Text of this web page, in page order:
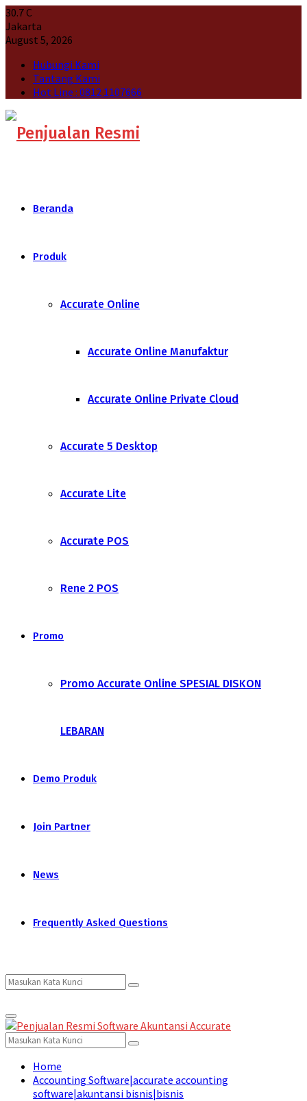
30.7C
Jakarta
August 5, 2026
Hubungi Kami
Tantang Kami
Hot Line : 0812 1107666
Beranda
Produk
Accurate Online
Accurate Online Manufaktur
Accurate Online Private Cloud
Accurate 5 Desktop
Accurate Lite
Accurate POS
Rene 2 POS
Promo
Promo Accurate Online SPESIAL DISKON
LEBARAN
Demo Produk
Join Partner
News
Frequently Asked Questions
Search
for:
Search
Primary
Menu
Search
for:
Search
Home
Accounting Software|accurate accounting
software|akuntansi bisnis|bisnis